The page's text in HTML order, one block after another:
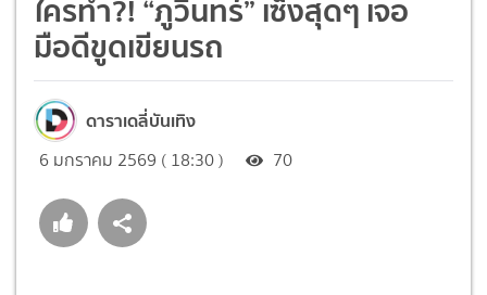
ใครทำ?! “ภูวินทร์” เซ็งสุดๆ เจอ
มือดีขูดเขียนรถ
ดาราเดลี่บันเทิง
6 มกราคม 2569 ( 18:30 ) 70